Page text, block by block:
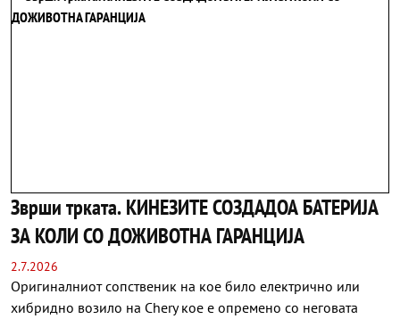
Зврши трката. КИНЕЗИТЕ СОЗДАДОА БАТЕРИЈА
ЗА КОЛИ СО ДОЖИВОТНА ГАРАНЦИЈА
2.7.2026
Оригиналниот сопственик на кое било електрично или
хибридно возило на Chery кое е опремено со неговата